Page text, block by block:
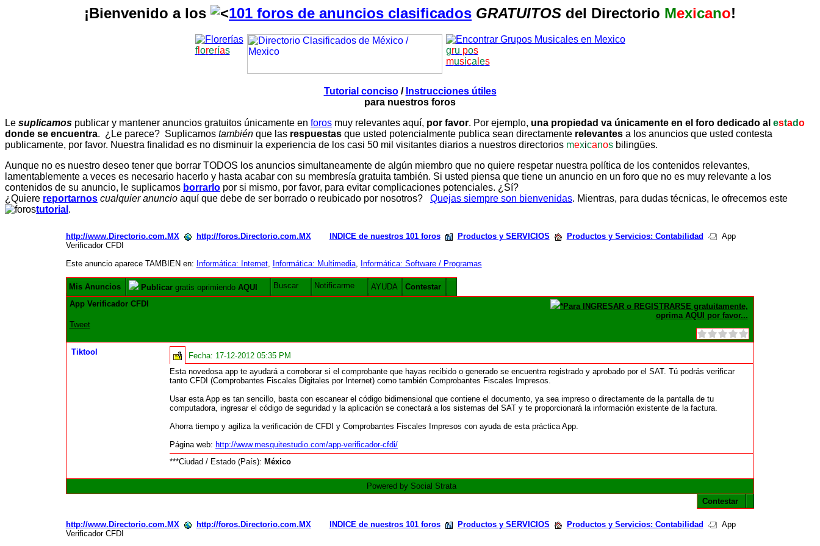
¡Bienvenido a los 101 foros de anuncios clasificados GRATUITOS del Directorio Mexicano!
florerías gru pos
musica es
Tutorial conciso/ Instrucciones útiles
para nuestros foros
Le suplicamos publicar y mantener anuncios gratuitos únicamente en foros muy relevantes aquí, por favor. Por ejemplo, una propiedad va únicamente en el foro dedicado al estado
donde se encuentra. ¿Le parece? Suplicamos también que las respuestas que usted potencialmente publica sean directamente relevantes a los anuncios que usted contesta
publicamente, por favor. Nuestra finalidad es no disminuir la experiencia de los casi 50 mil visitantes diarios a nuestros directorios mexicanos bilingües.
Aunque no es nuestro deseo tener que borrar TODOS los anuncios simultaneamente de algún miembro que no quiere respetar nuestra política de los contenidos relevantes,
lamentablemente a veces es necesario hacerlo y hasta acabar con su membresía gratuita también. Si usted piensa que tiene un anuncio en un foro que no es muy relevante a los
contenidos de su anuncio, le suplicamos borrarlo por si mismo, por favor, para evitar complicaciones potenciales. ¿Sí?
¿Quiere reportarnos cualquier anuncio aquí que debe de ser borrado o reubicado por nosotros? Quejas siempre son bienvenidas. Mientras, para dudas técnicas, le ofrecemos este
tutorial .
http://www.Directorio.com.MX http://foros.Directorio.com.MX INDICE de nuestros 101 foros Productos y SERVICIOS Productos y Servicios: Contabilidad
App
Verificador CFDI
Este anuncio aparece TAMBIEN en: Informática: Internet, Informática: Multimedia, Informática: Software / Programas
Mis Anuncios Publicargratis oprimiendo AQUI Buscar Notificarme AYUDA
Contestar
App Verificador CFDI
Tweet
*Para INGRESAR o REGISTRARSE gratuitamente,
oprima AQUI por favor...
Tiktool Fecha: 17-12-2012 05:35 PM
Esta novedosa app te ayudará a corroborar si el comprobante que hayas recibido o generado se encuentra registrado y aprobado por el SAT. Tú podrás verificar
tanto CFDI (Comprobantes Fiscales Digitales por Internet) como también Comprobantes Fiscales Impresos.
Usar esta App es tan sencillo, basta con escanear el código bidimensional que contiene el documento, ya sea impreso o directamente de la pantalla de tu
computadora, ingresar el código de seguridad y la aplicación se conectará a los sistemas del SAT y te proporcionará la información existente de la factura.
Ahorra tiempo y agiliza la verificación de CFDI y Comprobantes Fiscales Impresos con ayuda de esta práctica App.
Página web: http://www.mesquitestudio.com/app-verificador-cfdi/
***Ciudad / Estado (País): México
Powered by Social Strata
Contestar
http://www.Directorio.com.MX http://foros.Directorio.com.MX INDICE de nuestros 101 foros Productos y SERVICIOS Productos y Servicios: Contabilidad
App
Verificador CFDI